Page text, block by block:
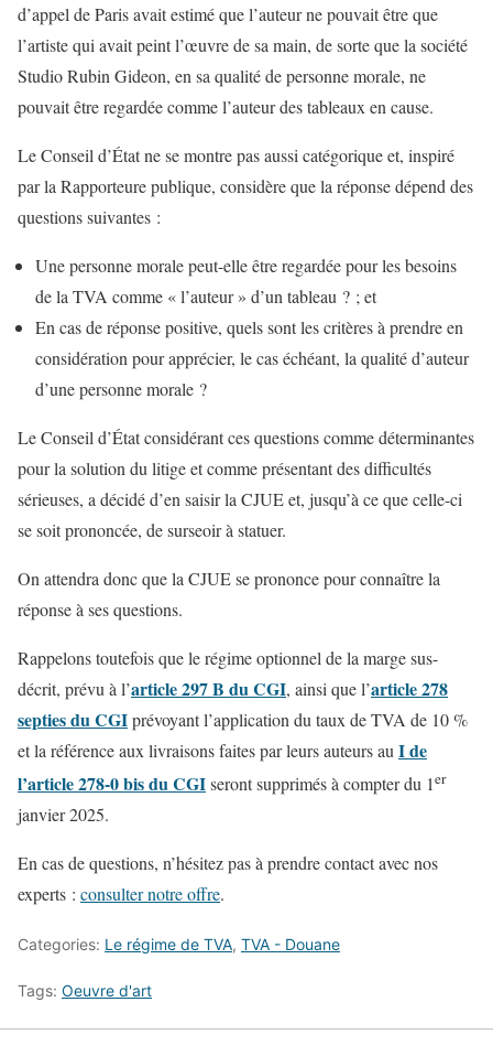
d’appel de Paris avait estimé que l’auteur ne pouvait être que
l’artiste qui avait peint l’œuvre de sa main, de sorte que la société
Studio Rubin Gideon, en sa qualité de personne morale, ne
pouvait être regardée comme l’auteur des tableaux en cause.
Le Conseil d’État ne se montre pas aussi catégorique et, inspiré
par la Rapporteure publique, considère que la réponse dépend des
questions suivantes :
Une personne morale peut-elle être regardée pour les besoins
de la TVA comme « l’auteur » d’un tableau ? ; et
En cas de réponse positive, quels sont les critères à prendre en
considération pour apprécier, le cas échéant, la qualité d’auteur
d’une personne morale ?
Le Conseil d’État considérant ces questions comme déterminantes
pour la solution du litige et comme présentant des difficultés
sérieuses, a décidé d’en saisir la CJUE et, jusqu’à ce que celle-ci
se soit prononcée, de surseoir à statuer.
On attendra donc que la CJUE se prononce pour connaître la
réponse à ses questions.
Rappelons toutefois que le régime optionnel de la marge sus-
décrit, prévu à l’article 297 B du CGI, ainsi que l’article 278
septies du CGIprévoyant l’application du taux de TVA de 10 %
et la référence aux livraisons faites par leurs auteurs au I de
l’article 278-0 bis du CGIseront supprimés à compter du 1er
janvier 2025.
En cas de questions, n’hésitez pas à prendre contact avec nos
experts : consulter notre offre.
Categories: Le régime de TVA, TVA - Douane
Tags: Oeuvre d'art